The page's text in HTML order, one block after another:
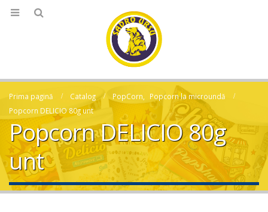
Prima pagină Catalog PopCorn
Popcorn la microundă
Popcorn DELICIO 80g unt
Popcorn DELICIO 80g
unt